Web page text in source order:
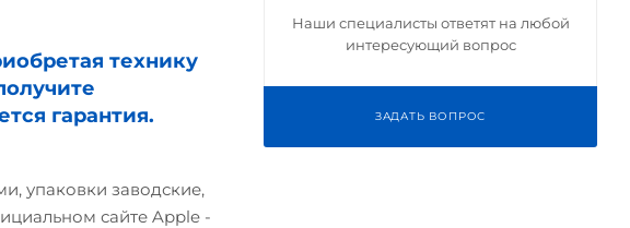
технику
гарантия.
упаковки заводские,
сайте Apple -
Наши специалисты ответят на любой
интересующий вопрос
ЗАДАТЬ ВОПРОС